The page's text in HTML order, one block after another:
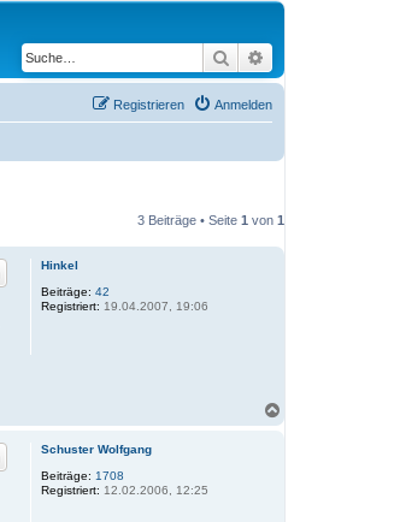
Suche
Anmelden
Registrieren
3 Beiträge • Seite 1 von 1
Hinkel
Beiträge: 42
Registriert: 19.04.2007, 19:06
Schuster Wolfgang
Beiträge: 1708
Registriert: 12.02.2006, 12:25